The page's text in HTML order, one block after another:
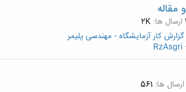
مقاله
ارسال ها 2K
کار آزمایشگاه - مهندسی پلیمر
RzAsgri
ارسال ها 561